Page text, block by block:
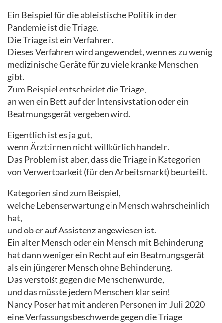
Ein Beispiel für die ableistische Politik in der
Pandemie ist die Triage.
Die Triage ist ein Verfahren.
Dieses Verfahren wird angewendet, wenn es zu wenig
medizinische Geräte für zu viele kranke Menschen
gibt.
Zum Beispiel entscheidet die Triage,
an wen ein Bett auf der Intensivstation oder ein
Beatmungsgerät vergeben wird.
Eigentlich ist es ja gut,
wenn Ärzt:innen nicht willkürlich handeln.
Das Problem ist aber, dass die Triage in Kategorien
von Verwertbarkeit (für den Arbeitsmarkt) beurteilt.
Kategorien sind zum Beispiel,
welche Lebenserwartung ein Mensch wahrscheinlich
hat,
und ob er auf Assistenz angewiesen ist.
Ein alter Mensch oder ein Mensch mit Behinderung
hat dann weniger ein Recht auf ein Beatmungsgerät
als ein jüngerer Mensch ohne Behinderung.
Das verstößt gegen die Menschenwürde,
und das müsste jedem Menschen klar sein!
Nancy Poser hat mit anderen Personen im Juli 2020
eine Verfassungsbeschwerde gegen die Triage